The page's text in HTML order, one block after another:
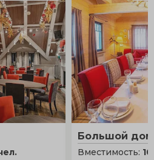
Большой
Вместимость: